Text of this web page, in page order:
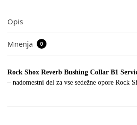
Opis
Mnenja 0
Rock Shox Reverb Bushing Collar B1
– nadomestni del za vse sedežne opore Rock